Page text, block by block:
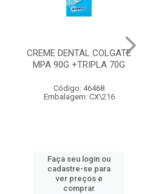
CREME DENTAL COLGATE
MPA 90G +TRIPLA 70G
Código: 46468
Embalagem: CX\216
Faça seu login ou
cadastre-se para
ver preços e
comprar